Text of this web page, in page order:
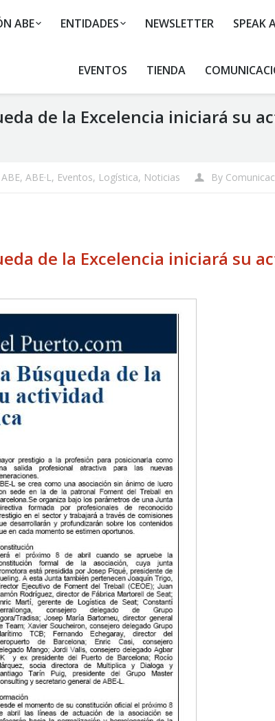
ABE ENTIDADES NEWSLETTER SPEAK
EVENTOS TIENDA
de la Excelencia iniciará su
ABE, ABE·L, Eventos, Logística, Noticias By
de la Excelencia iniciará su